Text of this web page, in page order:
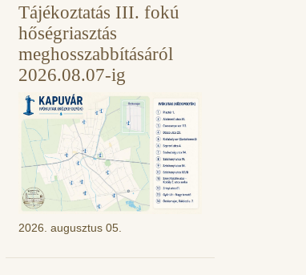
Tájékoztatás III. fokú
hőségriasztás
meghosszabbításáról
2026.08.07-ig
2026. augusztus 05.